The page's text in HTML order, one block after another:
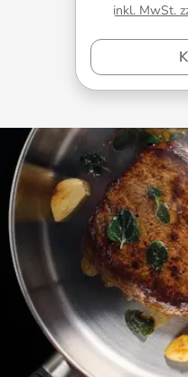
inkl. MwSt.